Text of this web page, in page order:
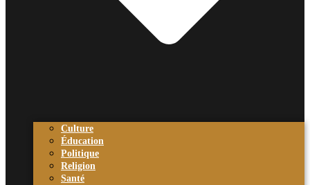
Culture
Éducation
Politique
Religion
Santé